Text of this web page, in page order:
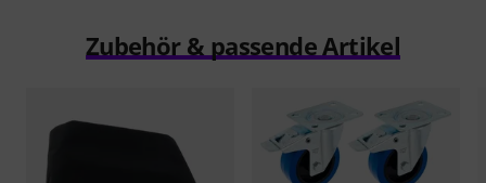
Zubehör & passende Artikel